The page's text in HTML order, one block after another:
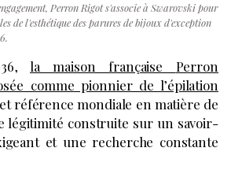
Perron Rigot s'associe à Swarovski pour
de l'esthétique des parures de bijoux d'exception
la maison française Perron
comme pionnier de l’épilation
et référence mondiale en matière de
légitimité construite sur un savoir-
et une recherche constante